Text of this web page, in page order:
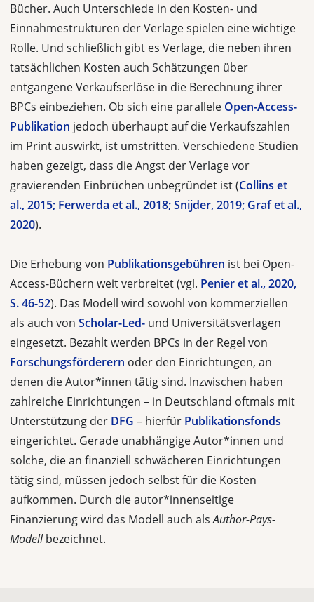
Bücher. Auch Unterschiede in den Kosten- und
Einnahmestrukturen der Verlage spielen eine wichtige
Rolle. Und schließlich gibt es Verlage, die neben ihren
tatsächlichen Kosten auch Schätzungen über
entgangene Verkaufserlöse in die Berechnung ihrer
BPCs einbeziehen. Ob sich eine parallele Open-Access-
Publikation jedoch überhaupt auf die Verkaufszahlen
im Print auswirkt, ist umstritten. Verschiede­ne Studien
haben gezeigt, dass die Angst der Verlage vor
gravierenden Einbrü­chen unbegründet ist (Collins et
al., 2015; Ferwerda et al., 2018; Snijder, 2019; Graf et al.,
2020).
Die Erhebung von Publikationsgebühren ist bei Open-
Access-Büchern weit ver­breitet (vgl. Penier et al., 2020,
S. 46-52). Das Modell wird sowohl von kommer­ziellen
als auch von Scholar-Led- und Universitätsverlagen
eingesetzt. Bezahlt werden BPCs in der Regel von
Forschungsförderern oder den Einrichtungen, an
denen die Autor*innen tätig sind. Inzwischen haben
zahlreiche Einrichtungen – in Deutschland oftmals mit
Unterstützung der DFG – hierfür Publikationsfonds
eingerichtet. Gerade unabhängige Autor*innen und
solche, die an finanziell schwächeren Einrichtungen
tätig sind, müssen jedoch selbst für die Kosten
aufkommen. Durch die autor*innenseitige
Finanzierung wird das Modell auch alsAuthor-Pays-
Modellbezeichnet.